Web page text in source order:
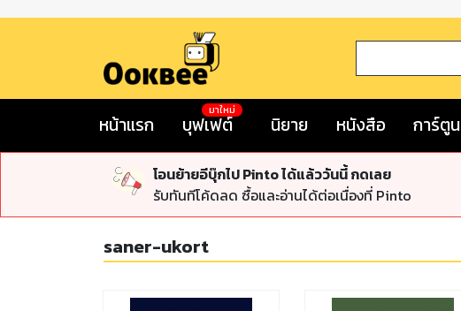
หน้าแรก บุฟเฟต์
มาใหม่
นิยาย หนังสือ การ์ตูน
โอนย้ายอีบุ๊กไป Pinto ได้แล้ววันนี้ กดเลย
รับทันทีโค้ดลด ซื้อและอ่านได้ต่อเนื่องที่ Pinto
saner-ukort